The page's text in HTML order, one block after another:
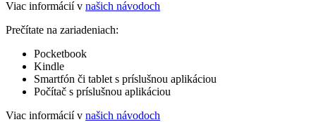
Viac informácií v našich návodoch
Prečítate na zariadeniach:
Pocketbook
Kindle
Smartfón či tablet s príslušnou aplikáciou
Počítač s príslušnou aplikáciou
Viac informácií v našich návodoch